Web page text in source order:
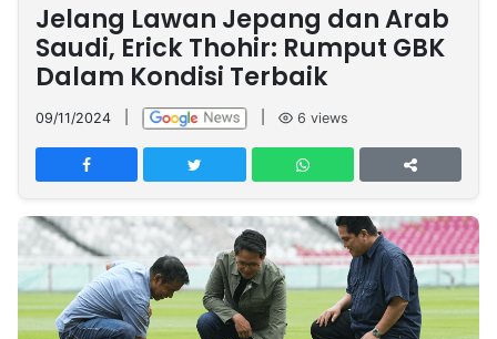
Nasional
International
Olahraga
Entertainment
Daerah
Pariwisata
Kuliner
Kolom
Network
PT
TREETAN
INDONESIA
Partner
Jelang Lawan Jepang dan Arab
Saudi, Erick Thohir: Rumput GBK
Dalam Kondisi Terbaik
09/11/2024 6 views